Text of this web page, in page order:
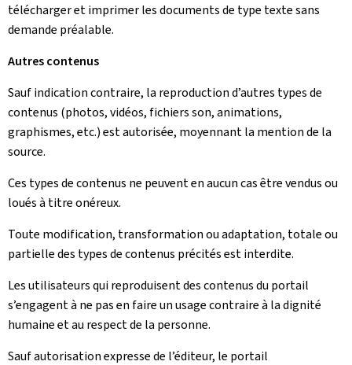
télécharger et imprimer les documents de type texte sans
demande préalable.
Autres contenus
Sauf indication contraire, la reproduction d’autres types de
contenus (photos, vidéos, fichiers son, animations,
graphismes, etc.) est autorisée, moyennant la mention de la
source.
Ces types de contenus ne peuvent en aucun cas être vendus ou
loués à titre onéreux.
Toute modification, transformation ou adaptation, totale ou
partielle des types de contenus précités est interdite.
Les utilisateurs qui reproduisent des contenus du portail
s’engagent à ne pas en faire un usage contraire à la dignité
humaine et au respect de la personne.
Sauf autorisation expresse de l’éditeur, le portail